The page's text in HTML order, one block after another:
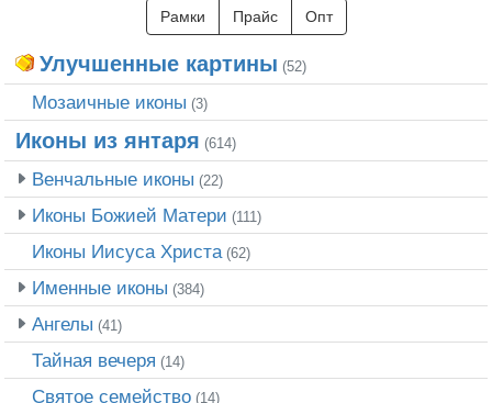
Рамки Прайс Опт
Улучшенные картины (52)
Мозаичные иконы (3)
Иконы из янтаря (614)
Венчальные иконы (22)
Иконы Божией Матери (111)
Иконы Иисуса Христа(62)
Именные иконы (384)
Ангелы (41)
Тайная вечеря (14)
Святое семейство (14)